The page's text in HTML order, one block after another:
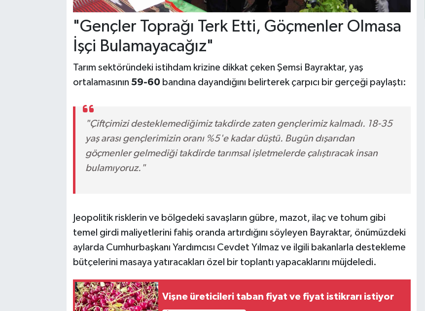
"Gençler Toprağı Terk Etti, Göçmenler Olmasa
İşçi Bulamayacağız"
Tarım sektöründeki istihdam krizine dikkat çeken Şemsi Bayraktar, yaş
ortalamasının 59-60bandına dayandığını belirterek çarpıcı bir gerçeği paylaştı:
"Çiftçimizi desteklemediğimiz takdirde zaten gençlerimiz kalmadı. 18-35
yaş arası gençlerimizin oranı %5'e kadar düştü. Bugün dışarıdan
göçmenler gelmediği takdirde tarımsal işletmelerde çalıştıracak insan
bulamıyoruz."
Jeopolitik risklerin ve bölgedeki savaşların gübre, mazot, ilaç ve tohum gibi
temel girdi maliyetlerini fahiş oranda artırdığını söyleyen Bayraktar, önümüzdeki
aylarda Cumhurbaşkanı Yardımcısı Cevdet Yılmaz ve ilgili bakanlarla destekleme
bütçelerini masaya yatıracakları özel bir toplantı yapacaklarını müjdeledi.
Vişne üreticileri taban fiyat ve fiyat istikrarı istiyor